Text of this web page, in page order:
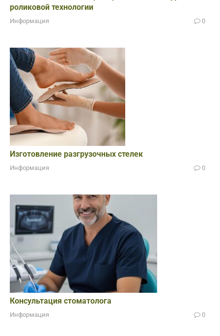
роликовой технологии
Информация 0
Изготовление разгрузочных стелек
Информация 0
Консультация стоматолога
Информация 0